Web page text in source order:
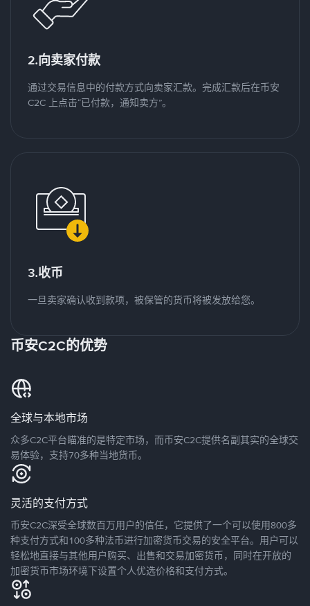
2.向卖家付款
通过交易信息中的付款方式向卖家汇款。完成汇款后在币安
C2C 上点击“已付款，通知卖方”。
3.收币
一旦卖家确认收到款项，被保管的货币将被发放给您。
币安C2C的优势
全球与本地市场
众多C2C平台瞄准的是特定市场，而币安C2C提供名副其实的全球交
易体验，支持70多种当地货币。
灵活的支付方式
币安C2C深受全球数百万用户的信任，它提供了一个可以使用800多
种支付方式和100多种法币进行加密货币交易的安全平台。用户可以
轻松地直接与其他用户购买、出售和交易加密货币，同时在开放的
加密货币市场环境下设置个人优选价格和支付方式。